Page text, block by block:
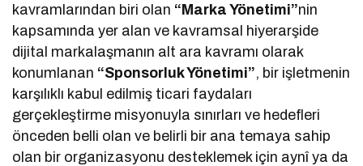
kavramlarından biri olan “Marka Yönetimi”nin
kapsamında yer alan ve kavramsal hiyerarşide
dijital markalaşmanın alt ara kavramı olarak
konumlanan “Sponsorluk Yönetimi”, bir işletmenin
karşılıklı kabul edilmiş ticari faydaları
gerçekleştirme misyonuyla sınırları ve hedefleri
önceden belli olan ve belirli bir ana temaya sahip
olan bir organizasyonu desteklemek için aynî ya da